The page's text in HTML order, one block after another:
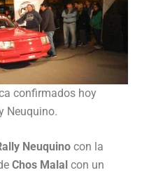
confirmados hoy
Neuquino.
Neuquino con la
Chos Malal con un